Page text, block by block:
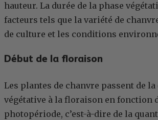
hauteur. La durée de la phase
facteurs tels que la variété de
de culture et les conditions
Début de la floraison
Les plantes de chanvre passent de
végétative à la floraison en fonction
photopériode, c’est-à-dire de la